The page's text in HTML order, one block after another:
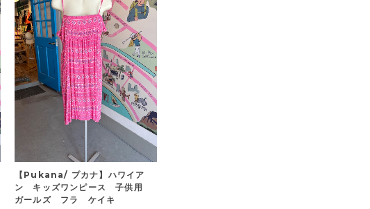
【Pukana/ プカナ】ハワイア
ン キッズワンピース 子供用
ガールズ フラ ケイキ